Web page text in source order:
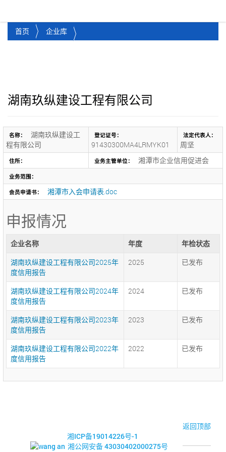
首页 企业库
湖南玖纵建设工程有限公司
名称：
湖南玖纵建设工
程有限公司
登记证号：
91430300MA4LRMYK01
法定代表人：
周坚
住所： 业务主管单位： 湘潭市企业信用促进会
业务范围：
会员申请书： 湘潭市入会申请表.doc
申报情况
企业名称 年度
年检状态
湖南玖纵建设工程有限公司2025年
度信用报告
2025 已发布
湖南玖纵建设工程有限公司2024年
度信用报告
2024 已发布
湖南玖纵建设工程有限公司2023年
度信用报告
2023 已发布
湖南玖纵建设工程有限公司2022年
度信用报告
2022 已发布
返回顶部
湘ICP备19014226号-1
湘公网安备 43030402000275号